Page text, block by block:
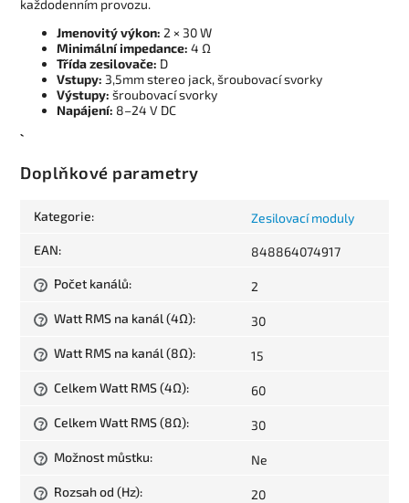
každodenním provozu.
Jmenovitý výkon: 2 × 30 W
Minimální impedance: 4 Ω
Třída zesilovače: D
Vstupy: 3,5mm stereo jack, šroubovací svorky
Výstupy: šroubovací svorky
Napájení: 8–24 V DC
Doplňkové parametry
Kategorie: Zesilovací moduly
EAN: 848864074917
? Počet kanálů: 2
? Watt RMS na kanál (4Ω): 30
? Watt RMS na kanál (8Ω): 15
? Celkem Watt RMS (4Ω): 60
? Celkem Watt RMS (8Ω): 30
? Možnost můstku: Ne
? Rozsah od (Hz): 20